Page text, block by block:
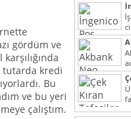
gördüm ve
tutarda kredi
Bu
ve bu yeri
çalıştım.